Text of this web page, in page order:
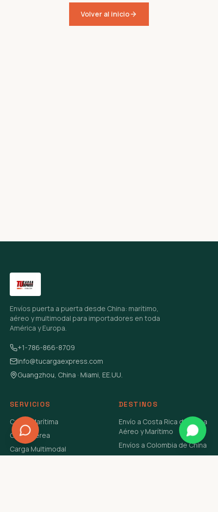
Volver al inicio
Envíos puerta a puerta desde China: marítimo,
aéreo y multimodal para importadores en toda
América y Europa.
+1-786-866-8709
info@tucargaexpress.com
Guangzhou, China · Miami, EE.UU.
SERVICIOS
Carga Marítima
Carga Aérea
Carga Multimodal
DESTINOS
Envío a Costa Rica de China
Aéreo y Marítimo
Envíos a Colombia de China